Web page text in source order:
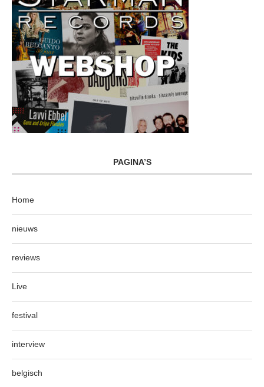
PAGINA’S
Home
nieuws
reviews
Live
festival
interview
belgisch